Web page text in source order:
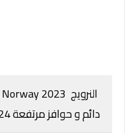
دائم و حوافز مرتفعة 2024